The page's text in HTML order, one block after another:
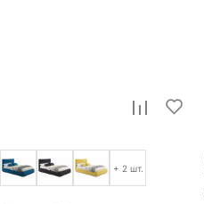
+ 2 шт.